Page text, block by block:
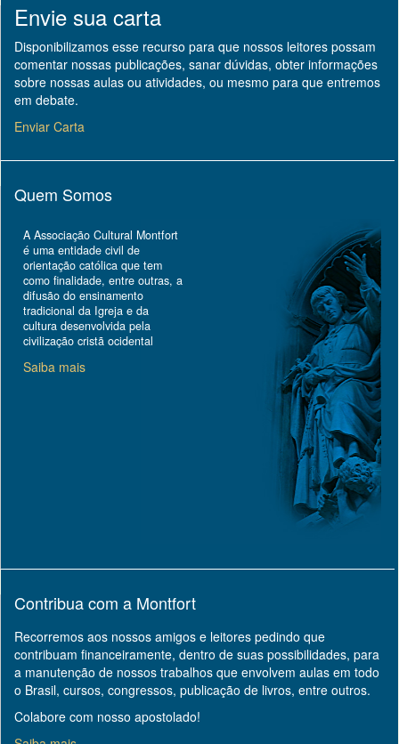
Envie sua carta
Disponibilizamos esse recurso para que nossos leitores possam
comentar nossas publicações, sanar dúvidas, obter informações
sobre nossas aulas ou atividades, ou mesmo para que entremos
em debate.
Enviar Carta
Quem Somos
A Associação Cultural Montfort
é uma entidade civil de
orientação católica que tem
como finalidade, entre outras, a
difusão do ensinamento
tradicional da Igreja e da
cultura desenvolvida pela
civilização cristã ocidental
Saiba mais
Contribua com a Montfort
Recorremos aos nossos amigos e leitores pedindo que
contribuam financeiramente, dentro de suas possibilidades, para
a manutenção de nossos trabalhos que envolvem aulas em todo
o Brasil, cursos, congressos, publicação de livros, entre outros.
Colabore com nosso apostolado!